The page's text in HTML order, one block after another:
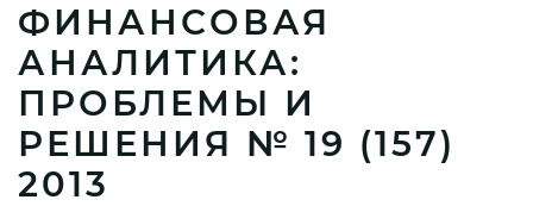
ФИНАНСОВАЯ
АНАЛИТИКА:
ПРОБЛЕМЫ И
РЕШЕНИЯ № 19 (157)
2013